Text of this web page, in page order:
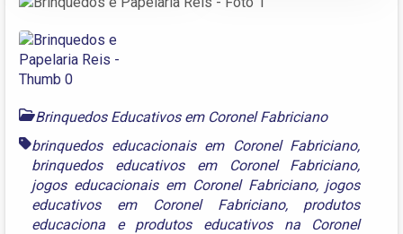
Brinquedos Educativos em Coronel Fabriciano
brinquedos educacionais em Coronel Fabriciano,
brinquedos educativos em Coronel Fabriciano,
jogos educacionais em Coronel Fabriciano, jogos
educativos em Coronel Fabriciano, produtos
educaciona e produtos educativos na Coronel